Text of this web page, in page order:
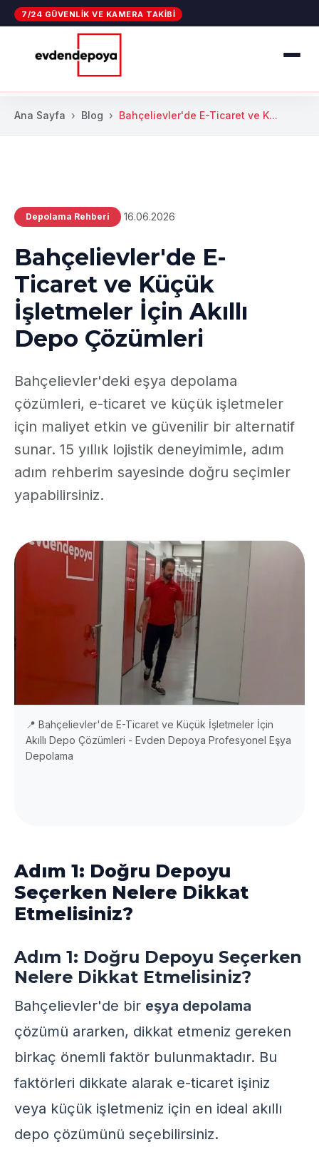
7/24 GÜVENLIK VE KAMERA TAKIBI
Ana Sayfa Blog Bahçelievler'de E-Ticaret ve K...
Depolama Rehberi 16.06.2026
Bahçelievler'de E-
Ticaret ve Küçük
İşletmeler İçin Akıllı
Depo Çözümleri
Bahçelievler'deki eşya depolama
çözümleri, e-ticaret ve küçük işletmeler
için maliyet etkin ve güvenilir bir alternatif
sunar. 15 yıllık lojistik deneyimimle, adım
adım rehberim sayesinde doğru seçimler
yapabilirsiniz.
📍 Bahçelievler'de E-Ticaret ve Küçük İşletmeler İçin
Akıllı Depo Çözümleri - Evden Depoya Profesyonel Eşya
Depolama
Adım 1: Doğru Depoyu
Seçerken Nelere Dikkat
Etmelisiniz?
Adım 1: Doğru Depoyu Seçerken
Nelere Dikkat Etmelisiniz?
Bahçelievler'de bir eşya depolama
çözümü ararken, dikkat etmeniz gereken
birkaç önemli faktör bulunmaktadır. Bu
faktörleri dikkate alarak e-ticaret işiniz
veya küçük işletmeniz için en ideal akıllı
depo çözümünü seçebilirsiniz.